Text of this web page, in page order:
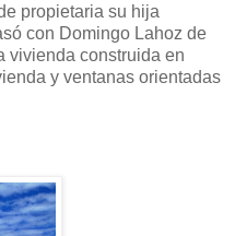
propietaria su hija
con Domingo Lahoz de
vivienda construida en
y ventanas orientadas